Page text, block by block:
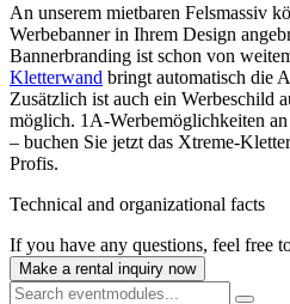
An unserem mietbaren Felsmassiv
Werbebanner in Ihrem Design
Bannerbranding ist schon von
Kletterwand bringt automatisch die
Zusätzlich ist auch ein Werbeschild
möglich. 1A-Werbemöglichkeiten
– buchen Sie jetzt das Xtreme-
Profis.
Technical and organizational facts
If you have any questions, feel free
Make a rental inquiry now